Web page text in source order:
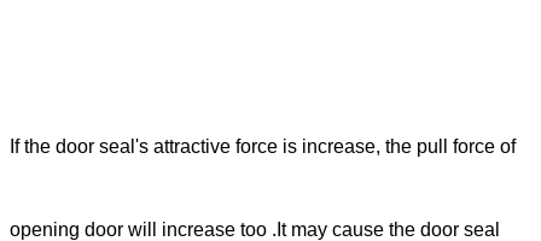
If the door seal's attractive force is increase, the pull force of
opening door will increase too .It may cause the door seal